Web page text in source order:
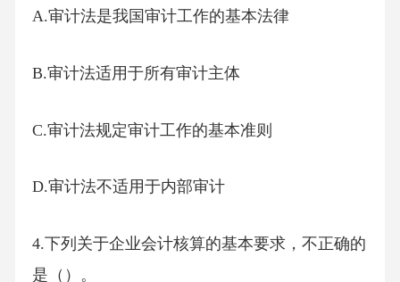
A.审计法是我国审计工作的基本法律
B.审计法适用于所有审计主体
C.审计法规定审计工作的基本准则
D.审计法不适用于内部审计
4.下列关于企业会计核算的基本要求，不正确的
是（）。